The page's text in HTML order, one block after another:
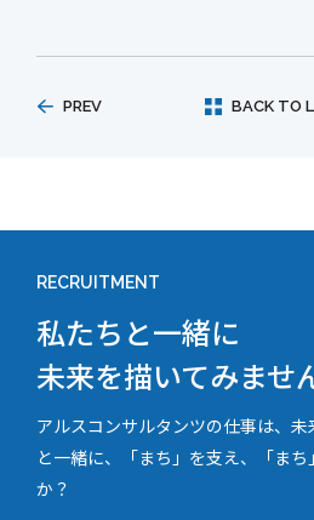
PREV BACK TO
RECRUITMENT
私たちと一緒に
未来を描いてみませ
アルスコンサルタンツの仕事は、
と一緒に、「まち」を支え、「ま
か？